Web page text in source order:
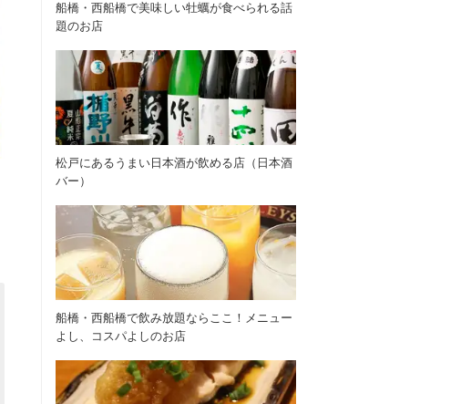
船橋・西船橋で美味しい牡蠣が食べられる話
題のお店
松戸にあるうまい日本酒が飲める店（日本酒
バー）
船橋・西船橋で飲み放題ならここ！メニュー
よし、コスパよしのお店